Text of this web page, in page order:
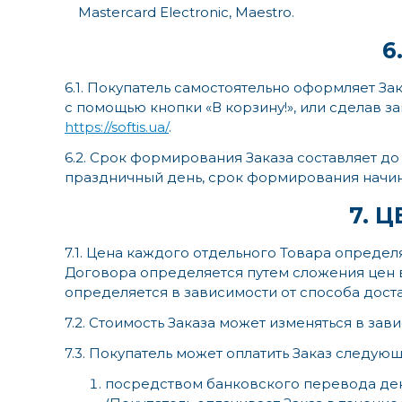
Mastercard Electronic, Maestro.
6.1. Покупатель самостоятельно оформляет
с помощью кнопки «В корзину!», или сделав
https://softis.ua/.
6.2. Срок формирования Заказа составляет
праздничный день, срок формирования
7.
7.1. Цена каждого отдельного Товара
Договора определяется путем сложения цен
определяется в зависимости от способа
7.2. Стоимость Заказа может изменяться в
7.3. Покупатель может оплатить Заказ
посредством банковского перевода